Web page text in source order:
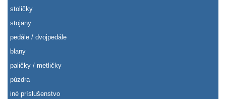
stoličky
stojany
pedále / dvojpedále
blany
paličky / metličky
púzdra
iné príslušenstvo